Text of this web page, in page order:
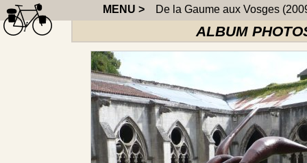
MENU >De la Gaume aux Vosges
ALBUM